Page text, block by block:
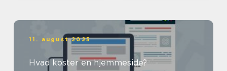
11. august 2025
Hvad koster en hjemmeside?